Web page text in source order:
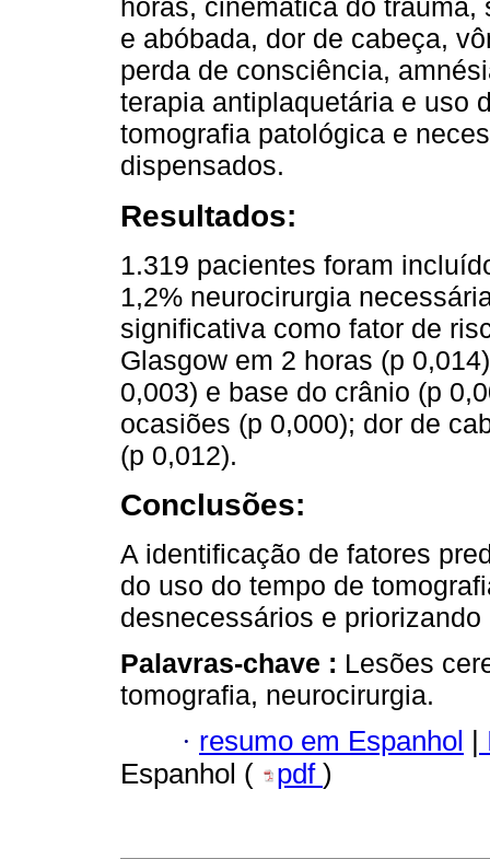
horas, cinemática do
e abóbada, dor de cabeça,
perda de consciência,
terapia antiplaquetária e uso
tomografia patológica e
dispensados.
Resultados:
1.319 pacientes foram
1,2% neurocirurgia
significativa como fator de
Glasgow em 2 horas (p
0,003) e base do crânio (p
ocasiões (p 0,000); dor de
(p 0,012).
Conclusões:
A identificação de fatores
do uso do tempo de
desnecessários e
Palavras-chave : Lesões
tomografia, neurocirurgia.
· resumo em Espanhol
Espanhol (
pdf )